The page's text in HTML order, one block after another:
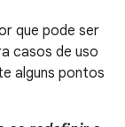
que pode ser
casos de uso
alguns pontos